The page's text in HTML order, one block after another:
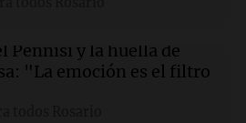
cómo estará el tiempo este
Pennisi y la huella de
"La emoción es el filtro